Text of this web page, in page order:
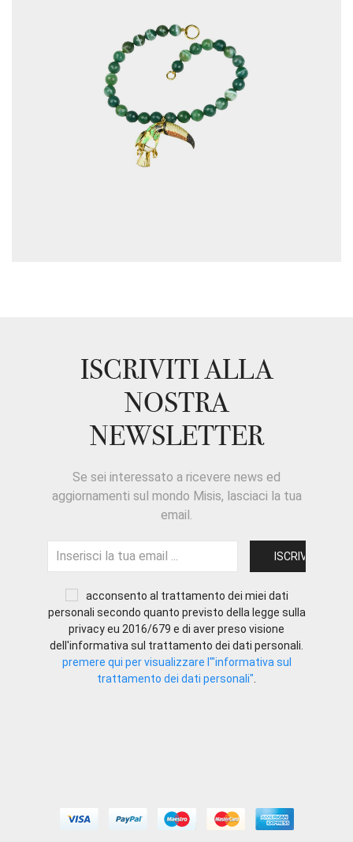
ISCRIVITI ALLA
NOSTRA
NEWSLETTER
Se sei interessato a ricevere news ed
aggiornamenti sul mondo Misis, lasciaci la tua
email.
acconsento al trattamento dei miei dati
personali secondo quanto previsto della legge sulla
privacy eu 2016/679 e di aver preso visione
dell'informativa sul trattamento dei dati personali.
premere qui per visualizzare l'"informativa sul
trattamento dei dati personali"